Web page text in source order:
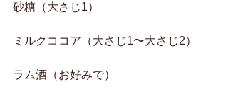
砂糖（大さじ1）
ミルクココア（大さじ1〜大さじ2）
ラム酒（お好みで）